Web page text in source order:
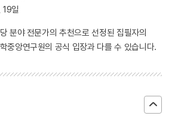
일
분야 전문가의 추천으로 선정된 집필자의
중앙연구원의 공식 입장과 다를 수 있습니다.